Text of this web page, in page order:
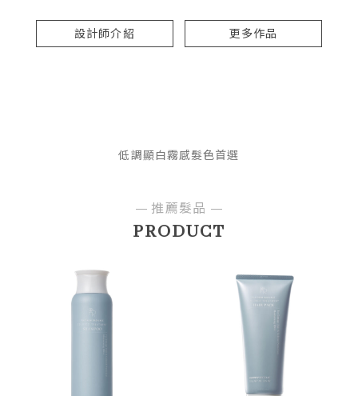
設計師介紹 更多作品
低調顯白霧感髮色首選
PRODUCT
推薦髮品